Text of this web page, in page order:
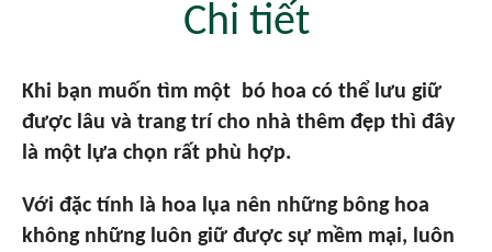
Chi tiết
Khi bạn muốn tìm một bó hoa có thể lưu giữ
được lâu và trang trí cho nhà thêm đẹp thì đây
là một lựa chọn rất phù hợp.
Với đặc tính là hoa lụa nên những bông hoa
không những luôn giữ được sự mềm mại, luôn